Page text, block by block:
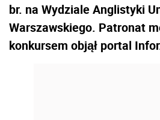
br. na Wydziale Anglistyki
Warszawskiego. Patronat
konkursem objął portal